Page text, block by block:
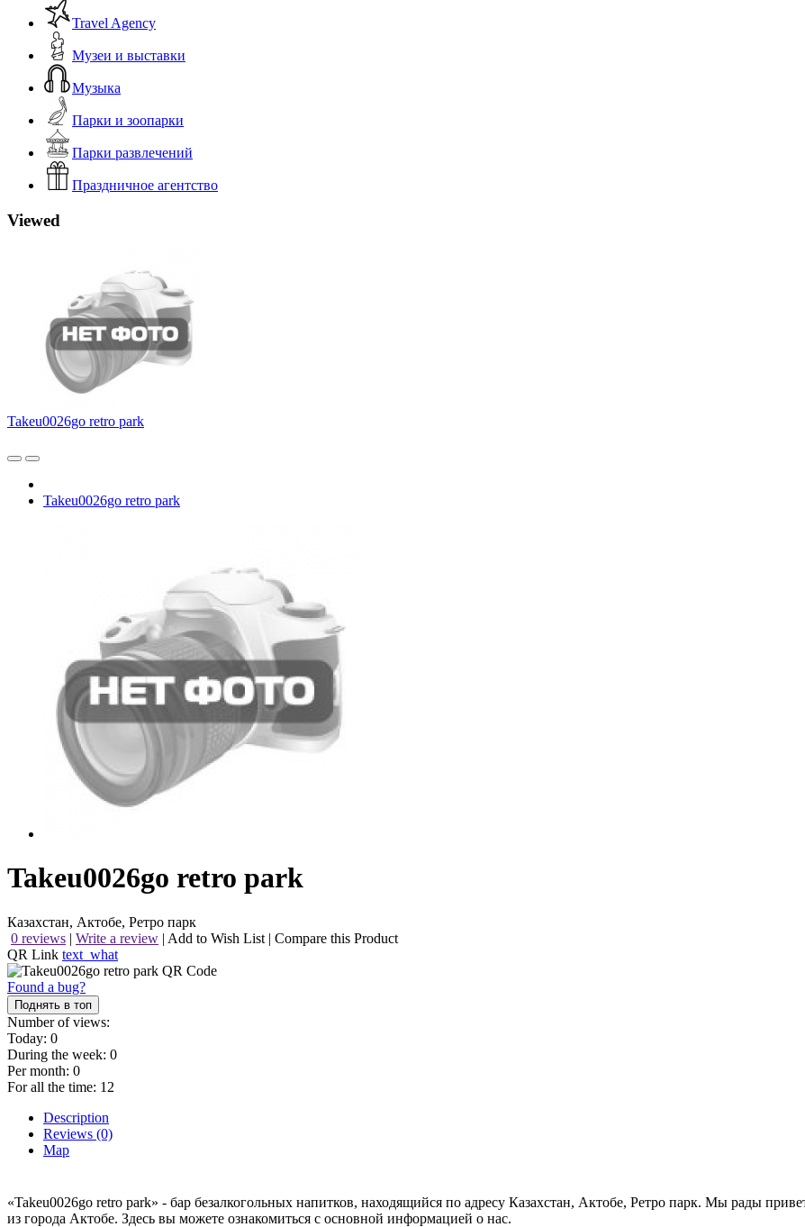
Travel Agency
Музеи и выставки
Музыка
Парки и зоопарки
Парки развлечений
Праздничное агентство
Viewed
Takeu0026go retro park
Takeu0026go retro park
Takeu0026go retro park
Казахстан, Актобе, Ретро парк
0 reviews | Write a review | Add to Wish List | Compare this Product
QR Link text_what
Found a bug?
Поднять в топ
Number of views:
Today: 0
During the week: 0
Per month: 0
For all the time: 12
Description
Reviews (0)
Map
«Takeu0026go retro park» - бар безалкогольных напитков, находящийся по адресу Казахстан, Актобе, Ретро парк. Мы рады
из города Актобе. Здесь вы можете ознакомиться с основной информацией о нас.